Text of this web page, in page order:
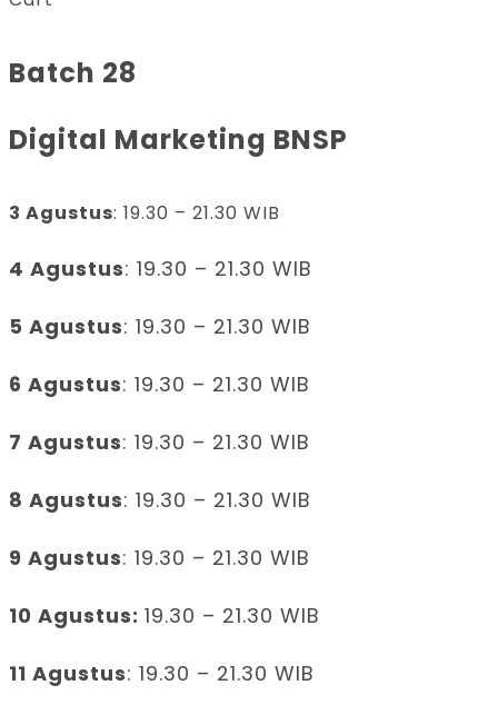
Batch 28
Digital Marketing BNSP
3 Agustus: 19.30 – 21.30 WIB
4 Agustus: 19.30 – 21.30 WIB
5 Agustus: 19.30 – 21.30 WIB
6 Agustus: 19.30 – 21.30 WIB
7 Agustus: 19.30 – 21.30 WIB
8 Agustus: 19.30 – 21.30 WIB
9 Agustus: 19.30 – 21.30 WIB
10 Agustus: 19.30 – 21.30 WIB
11 Agustus: 19.30 – 21.30 WIB